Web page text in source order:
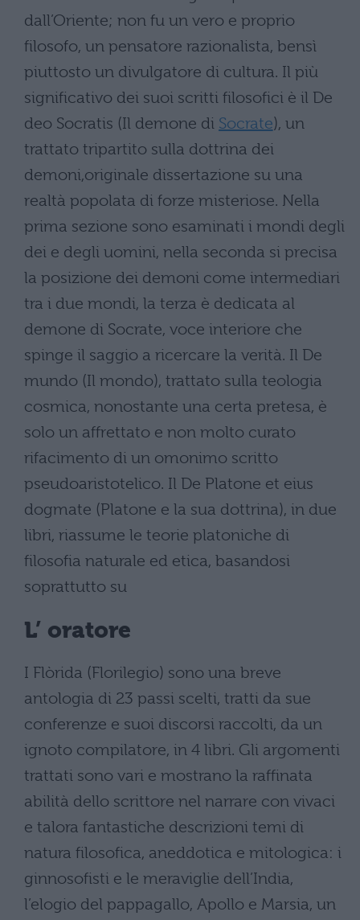
dall’Oriente; non fu un vero e proprio
filosofo, un pensatore razionalista, bensì
piuttosto un divulgatore di cultura. Il più
significativo dei suoi scritti filosofici è il De
deo Socratis (Il demone di Socrate), un
trattato tripartito sulla dottrina dei
demoni,originale dissertazione su una
realtà popolata di forze misteriose. Nella
prima sezione sono esaminati i mondi degli
dei e degli uomini, nella seconda si precisa
la posizione dei demoni come intermediari
tra i due mondi, la terza è dedicata al
demone di Socrate, voce interiore che
spinge il saggio a ricercare la verità. Il De
mundo (Il mondo), trattato sulla teologia
cosmica, nonostante una certa pretesa, è
solo un affrettato e non molto curato
rifacimento di un omonimo scritto
pseudoaristotelico. Il De Platone et eius
dogmate (Platone e la sua dottrina), in due
libri, riassume le teorie platoniche di
filosofia naturale ed etica, basandosi
soprattutto su
L’ oratore
I Flòrida (Florilegio) sono una breve
antologia di 23 passi scelti, tratti da sue
conferenze e suoi discorsi raccolti, da un
ignoto compilatore, in 4 libri. Gli argomenti
trattati sono vari e mostrano la raffinata
abilità dello scrittore nel narrare con vivaci
e talora fantastiche descrizioni temi di
natura filosofica, aneddotica e mitologica: i
ginnosofisti e le meraviglie dell’India,
l’elogio del pappagallo, Apollo e Marsia, un